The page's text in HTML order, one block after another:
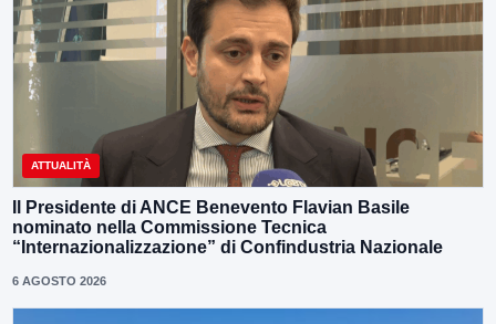
ATTUALITÀ
Il Presidente di ANCE Benevento Flavian Basile
nominato nella Commissione Tecnica
“Internazionalizzazione” di Confindustria Nazionale
6 AGOSTO 2026